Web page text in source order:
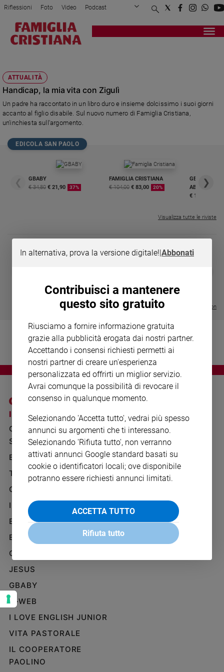
Attualità
Politica
Mondo
Economia
Legalità
giustizia
Sport
Papa
Chiesa
giorno
giorno
Società
e
valori
Ambiente
Creato
Volontariato
Diritti
Aziende
di
valore
della
settimana
Migranti
Diversità
e
inclusione
Costume
Cultura
e
Riflessioni Foto Video Podcast
Privacy Policy Chi siamo
Registrati Redazione
ATTUALITÀ
Handicap, la mia vita con Zigulì
Un padre ha raccontato in un libro duro e insieme dolcissimo i suoi giorni
accanto al figlio disabile. Sul nuovo numero di Famiglia Cristiana,
un'inchiesta sull'argomento.
EDICOLA SAN PAOLO
❮
GBABY
€ 34,80 € 21,90 37%
FAMIGLIA CRISTIANA
€ 104,00 € 83,00 20%
GBABY
€ 16,99
❯
Visualizza tutte le riviste
- VOL DA 1 AL 5
€ 64,50
Visualizza tutte le collection
I SITI SAN PAOLO
GRUPPO EDITORIALE
SAN PAOLO
BENESSERE
TELENOVA
GAZZETTA D'ALBA
IL GIORNALINO
EDICOLA SAN PAOLO
EDIZIONI SAN PAOLO
CREDERE
JESUS
GBABY
G-WEB
I LOVE ENGLISH JUNIOR
VITA PASTORALE
IL COOPERATORE
PAOLINO
NOTE LEGALI
PRIVACY POLICY
INFORMATIVA
WHISTLEBLOWING
SOCIAL
In alternativa, prova la versione digitale!|Abbonati
Contribuisci a mantenere
questo sito gratuito
Riusciamo a fornire informazione gratuita
grazie alla pubblicità erogata dai nostri partner.
Accettando i consensi richiesti permetti ai
nostri partner di creare un'esperienza
personalizzata ed offrirti un miglior servizio.
Avrai comunque la possibilità di revocare il
consenso in qualunque momento.
Selezionando 'Accetta tutto', vedrai più spesso
annunci su argomenti che ti interessano.
Selezionando 'Rifiuta tutto', non verranno
attivati annunci Google standard basati su
cookie o identificatori locali; ove disponibile
potranno essere richiesti annunci limitati.
ACCETTA TUTTO
Rifiuta tutto